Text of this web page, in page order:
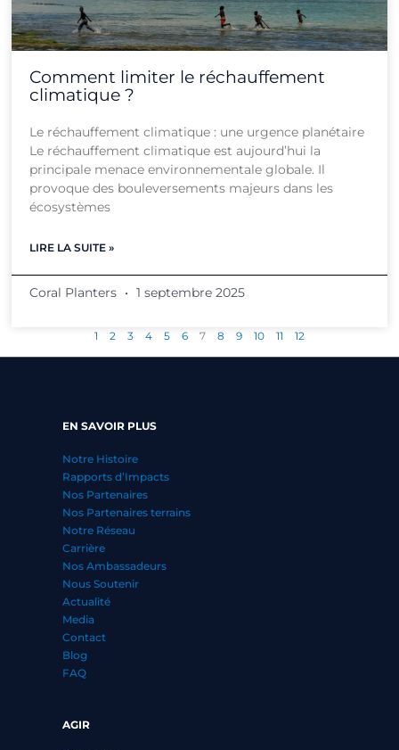
Comment limiter le réchauffement
climatique ?
Le réchauffement climatique : une urgence planétaire
Le réchauffement climatique est aujourd’hui la
principale menace environnementale globale. Il
provoque des bouleversements majeurs dans les
écosystèmes
LIRE LA SUITE »
Coral Planters 1 septembre 2025
1 2 3 4 5 6 7 8 9 10 11 12
EN SAVOIR PLUS
Notre Histoire
Rapports d’Impacts
Nos Partenaires
Nos Partenaires terrains
Notre Réseau
Carrière
Nos Ambassadeurs
Nous Soutenir
Actualité
Media
Contact
Blog
FAQ
AGIR